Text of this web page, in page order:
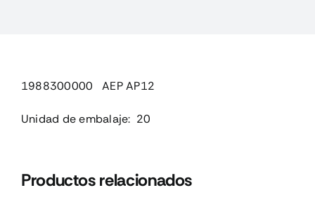
1988300000 AEP AP12
Unidad de embalaje: 20
Productos relacionados